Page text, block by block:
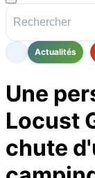
Actualités
Une
Locust
chute